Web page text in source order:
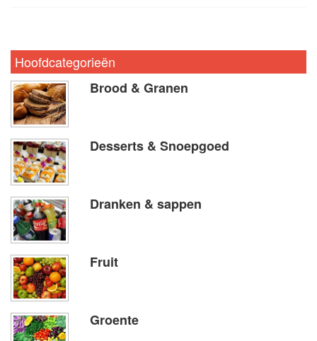
Hoofdcategorieën
Brood & Granen
Desserts & Snoepgoed
Dranken & sappen
Fruit
Groente